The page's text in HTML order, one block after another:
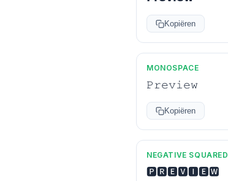
Kopiëren
MONOSPACE
𝙿𝚛𝚎𝚟𝚒𝚎𝚠
Kopiëren
NEGATIVE SQUARED
🅿🆁🅴🆅🅸🅴🆆